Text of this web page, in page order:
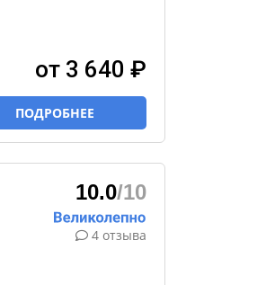
от 3 640 ₽
ПОДРОБНЕЕ
10.0/10
4 отзыва